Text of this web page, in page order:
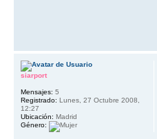
siarport
Mensajes: 5
Registrado: Lunes, 27 Octubre 2008,
12:27
Ubicación: Madrid
Género: